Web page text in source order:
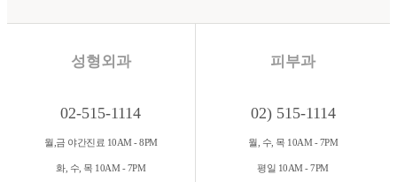
성형외과
02-515-1114
월,금 야간진료 10AM - 8PM
화, 수, 목 10AM - 7PM
피부과
02) 515-1114
월, 수, 목 10AM - 7PM
평일 10AM - 7PM